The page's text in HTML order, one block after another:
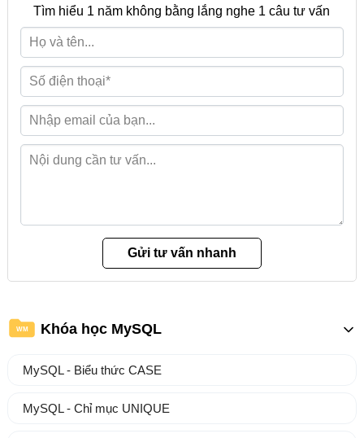
Tìm hiểu 1 năm không bằng lắng nghe 1 câu tư vấn
WM Khóa học MySQL
MySQL - Biểu thức CASE
MySQL - Chỉ mục UNIQUE